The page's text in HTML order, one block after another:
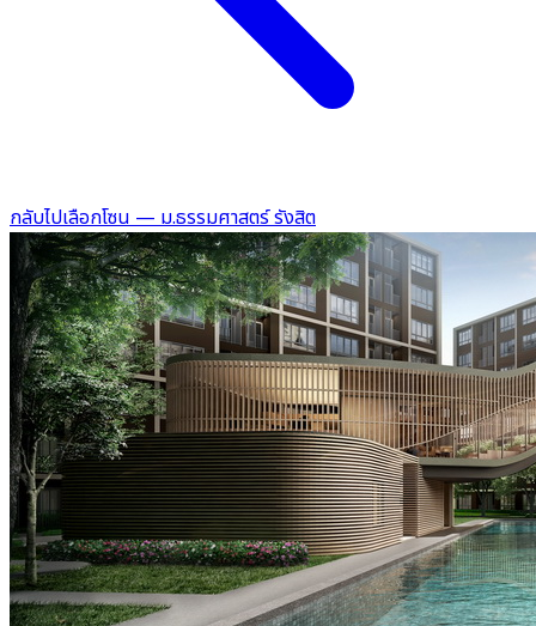
กลับไปเลือกโซน — ม.ธรรมศาสตร์ รังสิต